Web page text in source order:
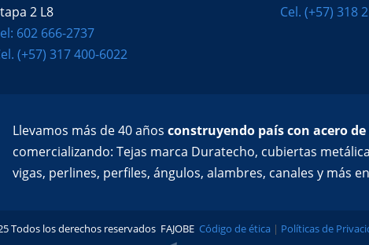
2 L8
602 666-2737
(+57) 317 400-6022
Cel. (+57) 318
Llevamos más de 40 años construyendo país con acero
comercializando: Tejas marca Duratecho, cubiertas
vigas, perlines, perfiles, ángulos, alambres, canales y más
Todos los derechos reservados FAJOBE Código de ética| Políticas de